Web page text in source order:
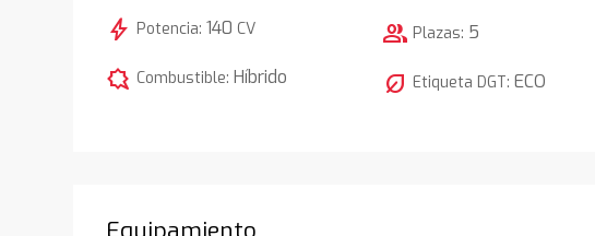
bolt Potencia:140 CV
comic_bubble Combustible:Híbrido
group Plazas: 5
nest_eco_leaf Etiqueta DGT:ECO